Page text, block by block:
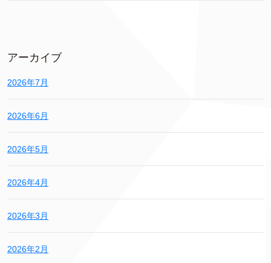
アーカイブ
2026年7月
2026年6月
2026年5月
2026年4月
2026年3月
2026年2月